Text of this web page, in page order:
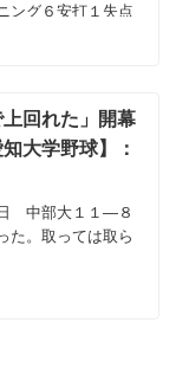
ング６安打１失点
回れた」開幕
大学野球】：
中部大１１―８
た。取っては取ら